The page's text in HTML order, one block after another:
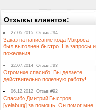
Отзывы клиентов:
27.05.2015 Отзыв #94
Заказ на написание кода Макроса
был выполнен быстро. На запросы и
пожелания...
22.07.2014 Отзыв #93
Огромное спасибо! Вы делаете
действительно полезную работу!...
06.12.2012 Отзыв #92
Спасибо Дмитрий Быстров
[yelaburg] за помощь. Он помог мне